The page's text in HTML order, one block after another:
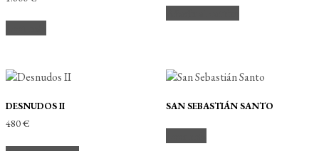
DESNUDOS II
480€
SAN SEBASTIÁN SANTO